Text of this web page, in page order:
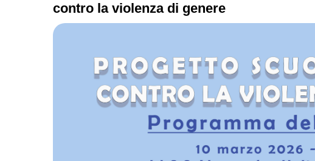
contro la violenza di genere